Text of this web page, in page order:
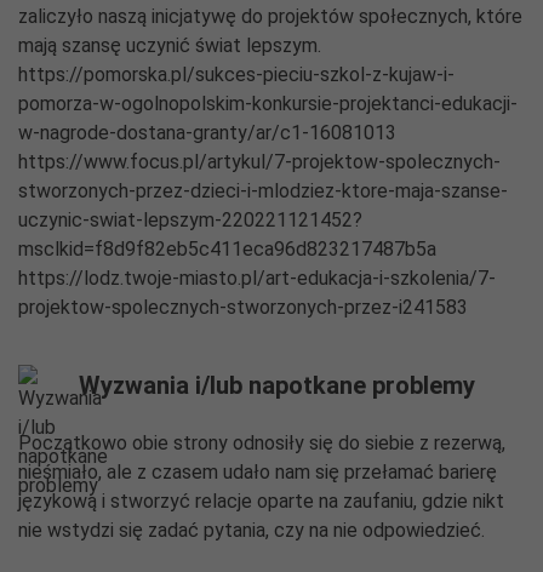
zaliczyło naszą inicjatywę do projektów społecznych, które
mają szansę uczynić świat lepszym.
https://pomorska.pl/sukces-pieciu-szkol-z-kujaw-i-
pomorza-w-ogolnopolskim-konkursie-projektanci-edukacji-
w-nagrode-dostana-granty/ar/c1-16081013
https://www.focus.pl/artykul/7-projektow-spolecznych-
stworzonych-przez-dzieci-i-mlodziez-ktore-maja-szanse-
uczynic-swiat-lepszym-220221121452?
msclkid=f8d9f82eb5c411eca96d823217487b5a
https://lodz.twoje-miasto.pl/art-edukacja-i-szkolenia/7-
projektow-spolecznych-stworzonych-przez-i241583
Wyzwania i/lub napotkane problemy
Początkowo obie strony odnosiły się do siebie z rezerwą,
nieśmiało, ale z czasem udało nam się przełamać barierę
językową i stworzyć relacje oparte na zaufaniu, gdzie nikt
nie wstydzi się zadać pytania, czy na nie odpowiedzieć.